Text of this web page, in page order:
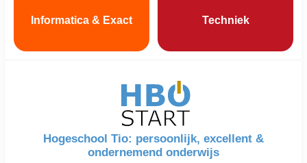
Informatica & Exact Techniek
Hogeschool Tio: persoonlijk, excellent &
ondernemend onderwijs